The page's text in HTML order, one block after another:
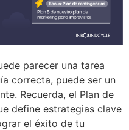
parecer una tarea
correcta, puede ser un
Recuerda, el Plan de
define estrategias clave
el éxito de tu